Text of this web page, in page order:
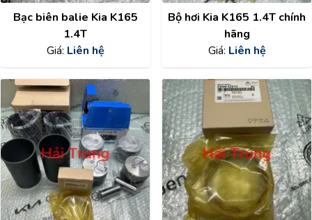
Bạc biên balie Kia K165
1.4T
Giá: Liên hệ
Bộ hơi Kia K165 1.4T chính
hãng
Giá: Liên hệ